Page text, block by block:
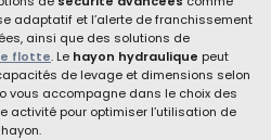
adaptatif et l’alerte de franchissement
ainsi que des solutions de
flotte. Le hayon hydraulique peut
de levage et dimensions selon
vous accompagne dans le choix des
activité pour optimiser l’utilisation de